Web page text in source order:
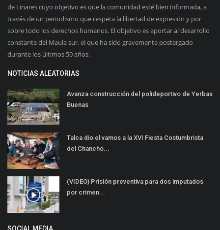
de Linares cuyo objetivo es que la comunidad esté bien informada, a
través de un periodismo que respeta la libertad de expresión y por
sobre todo los derechos humanos. El objetivo es aportar al desarrollo
constante del Maule sur, el que ha sido gravemente postergado
durante los últimos 50 años.
NOTICIAS ALEATORIAS
Avanza construcción del polideportivo de Yerbas
Buenas
Talca dio el vamos a la XVI Fiesta Costumbrista
del Chancho...
(VIDEO) Prisión preventiva para dos imputados
por crimen...
SOCIAL MEDIA